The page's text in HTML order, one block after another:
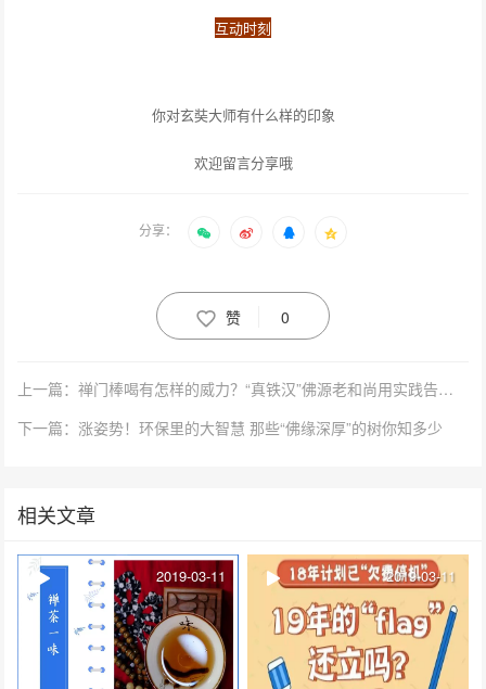
互动时刻
你对玄奘大师有什么样的印象
欢迎留言分享哦
分享：
赞 0
上一篇：禅门棒喝有怎样的威力？“真铁汉”佛源老和尚用实践告诉你
下一篇：涨姿势！环保里的大智慧 那些“佛缘深厚”的树你知多少
相关文章
2019-03-11 2019-03-11